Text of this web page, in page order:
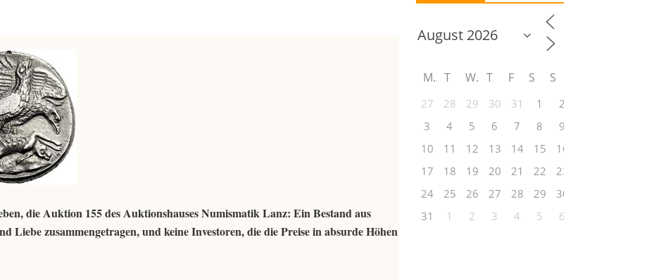
die Auktion 155 des Auktionshauses Numismatik Lanz: Ein Bestand aus
Liebe zusammengetragen, und keine Investoren, die die Preise in absurde Höhen
M T W T F S S
27 28 29 30 31 1
2
3
4 5 6 7 8
9
10
11 12 13 14 15
16
17
18 19 20 21 22
23
24
25 26 27 28 29
30
31
1 2 3 4 5 6